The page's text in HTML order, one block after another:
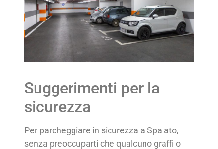
Suggerimenti per la
sicurezza
Per parcheggiare in sicurezza a Spalato,
senza preoccuparti che qualcuno graffi o